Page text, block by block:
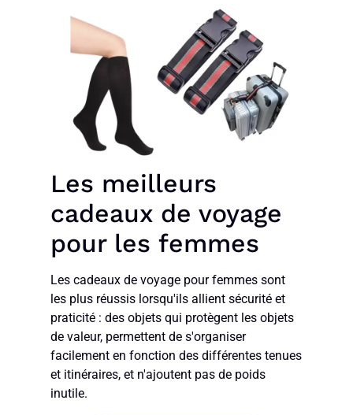
Les meilleurs
cadeaux de voyage
pour les femmes
Les cadeaux de voyage pour femmes sont
les plus réussis lorsqu'ils allient sécurité et
praticité : des objets qui protègent les objets
de valeur, permettent de s'organiser
facilement en fonction des différentes tenues
et itinéraires, et n'ajoutent pas de poids
inutile.